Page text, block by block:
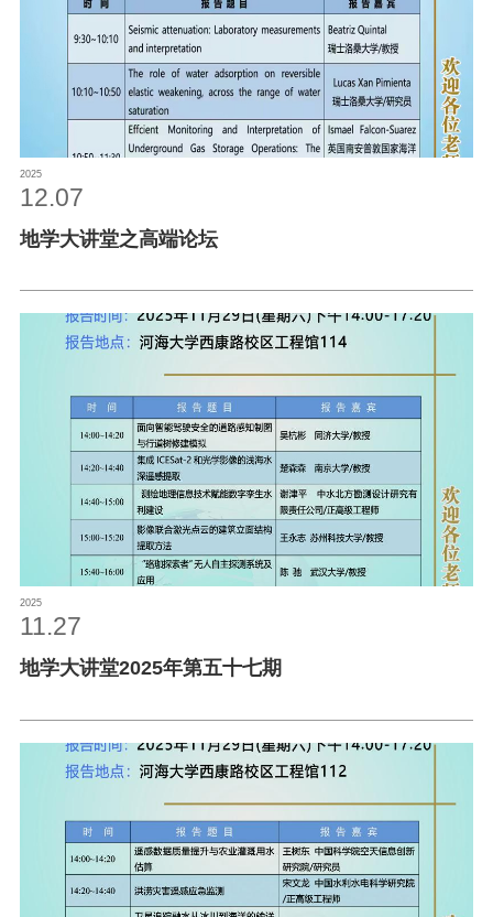
2025
12.07
地学大讲堂之高端论坛
2025
11.27
地学大讲堂2025年第五十七期